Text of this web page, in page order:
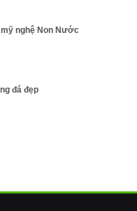
nghệ Non Nước
đá đẹp